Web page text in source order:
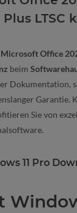
LTSC
Microsoft Office
beim
Dokumentation,
Garantie.
Sie von
11 Pro